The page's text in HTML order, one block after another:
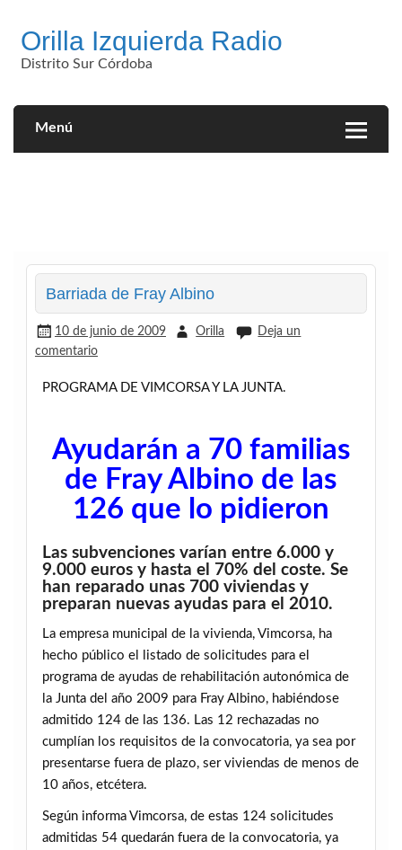
contenido
Orilla Izquierda Radio
Distrito Sur Córdoba
Menú
Barriada de Fray Albino
10 de junio de 2009 Orilla
Deja un
comentario
PROGRAMA DE VIMCORSA Y LA JUNTA.
Ayudarán a 70 familias
de Fray Albino de las
126 que lo pidieron
Las subvenciones varían entre 6.000 y
9.000 euros y hasta el 70% del coste. Se
han reparado unas 700 viviendas y
preparan nuevas ayudas para el 2010.
La empresa municipal de la vivienda, Vimcorsa, ha
hecho público el listado de solicitudes para el
programa de ayudas de rehabilitación autonómica de
la Junta del año 2009 para Fray Albino, habiéndose
admitido 124 de las 136. Las 12 rechazadas no
cumplían los requisitos de la convocatoria, ya sea por
presentarse fuera de plazo, ser viviendas de menos de
10 años, etcétera.
Según informa Vimcorsa, de estas 124 solicitudes
admitidas 54 quedarán fuera de la convocatoria, ya